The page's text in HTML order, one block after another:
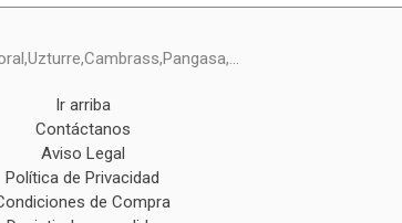
Ir arriba
Contáctanos
Aviso Legal
Política de Privacidad
de Compra